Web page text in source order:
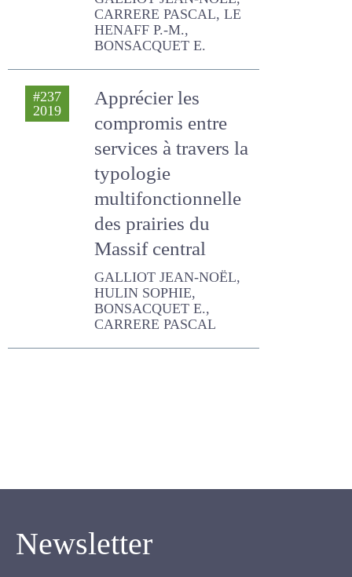
HULIN SOPHIE, GALLIOT
JEAN-NOËL, CARRERE
PASCAL, LE HENAFF P.-M.,
#237
2019
Apprécier les
compromis entre
services à travers
la typologie
multifonctionnelle
des prairies du
GALLIOT JEAN-NOËL,
HULIN SOPHIE,
BONSACQUET E.,
Newsletter